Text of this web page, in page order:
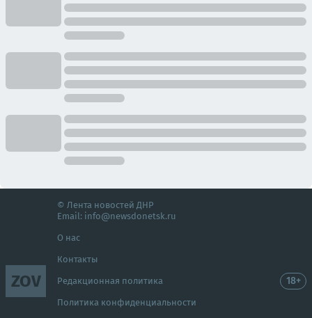
ZOV
© Лента новостей ДНР
Email: info@newsdonetsk.ru
О нас
Контакты
Редакционная политика
Политика конфиденциальности
18+